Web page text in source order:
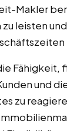
Makler
leisten
Fähigkeit,
und
zu